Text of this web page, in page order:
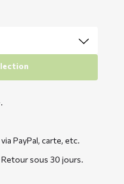
PayPal, carte, etc.
sous 30 jours.